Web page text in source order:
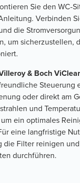
Sie den WC-
Verbinden
die
um sicherzustellen,
& Boch
Steuerung
oder direkt am
und
ein optimales
eine langfristige
die Filter reinigen und
durchführen.